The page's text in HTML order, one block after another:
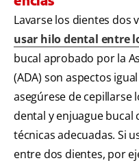
Lavarse los dientes dos
usar hilo dental entre
bucal aprobado por la
(ADA) son aspectos
asegúrese de cepillarse
dental y enjuague bucal
técnicas adecuadas. Si
entre dos dientes, por